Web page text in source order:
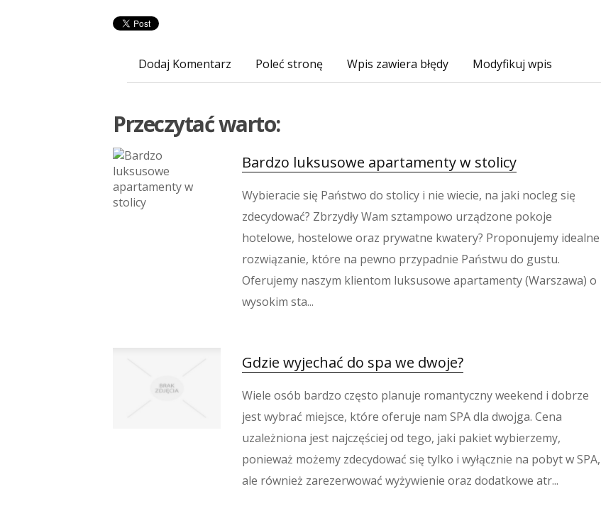
Dodaj Komentarz Poleć stronę Wpis zawiera błędy Modyfikuj wpis
Przeczytać warto:
Bardzo luksusowe apartamenty w stolicy
Wybieracie się Państwo do stolicy i nie wiecie, na jaki nocleg się
zdecydować? Zbrzydły Wam sztampowo urządzone pokoje
hotelowe, hostelowe oraz prywatne kwatery? Proponujemy idealne
rozwiązanie, które na pewno przypadnie Państwu do gustu.
Oferujemy naszym klientom luksusowe apartamenty (Warszawa) o
wysokim sta...
Gdzie wyjechać do spa we dwoje?
Wiele osób bardzo często planuje romantyczny weekend i dobrze
jest wybrać miejsce, które oferuje nam SPA dla dwojga. Cena
uzależniona jest najczęściej od tego, jaki pakiet wybierzemy,
ponieważ możemy zdecydować się tylko i wyłącznie na pobyt w SPA,
ale również zarezerwować wyżywienie oraz dodatkowe atr...